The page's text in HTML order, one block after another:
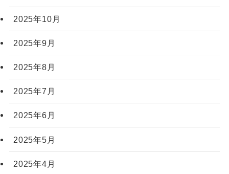
2025年10月
2025年9月
2025年8月
2025年7月
2025年6月
2025年5月
2025年4月